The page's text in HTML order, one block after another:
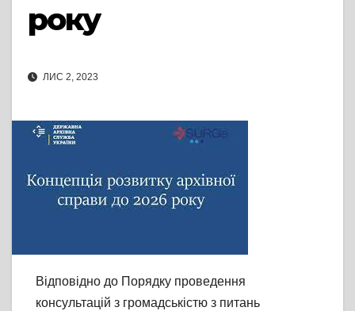
року
ЛИС 2, 2023
Відповідно до Порядку проведення
консультацій з громадськістю з питань